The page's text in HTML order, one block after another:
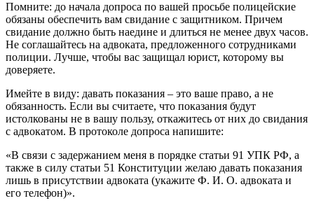
Помните: до начала допроса по вашей просьбе полицейские
обязаны обеспечить вам свидание с защитником. Причем
свидание должно быть наедине и длиться не менее двух часов.
Не соглашайтесь на адвоката, предложенного сотрудниками
полиции. Лучше, чтобы вас защищал юрист, которому вы
доверяете.
Имейте в виду: давать показания – это ваше право, а не
обязанность. Если вы считаете, что показания будут
истолкованы не в вашу пользу, откажитесь от них до свидания
с адвокатом. В протоколе допроса напишите:
«В связи с задержанием меня в порядке статьи 91 УПК РФ, а
также в силу статьи 51 Конституции желаю давать показания
лишь в присутствии адвоката (укажите Ф. И. О. адвоката и
его телефон)».